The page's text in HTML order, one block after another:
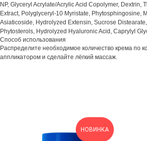
NP, Glyceryl Acrylate/Acrylic Acid Copolymer, Dextrin,
Extract, Polyglyceryl-10 Myristate, Phytosphingosine,
Asiaticoside, Hydrolyzed Extensin, Sucrose
Phytosterols, Hydrolyzed Hyaluronic Acid, Caprylyl
Способ использования
Распределите необходимое количество крема по
аппликатором и сделайте лёгкий массаж.
НОВИНКА